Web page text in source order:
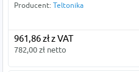
Producent: Teltonika
961,86 zł z VAT
782,00 zł netto